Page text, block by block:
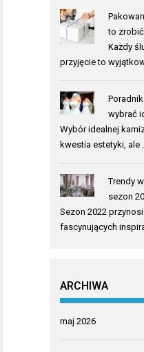
to
Każdy
przyjęcie to
wybrać
Wybór idealnej
kwestia estetyki, ale
Trendy
sezon
Sezon 2022
fascynujących
ARCHIWA
maj 2026